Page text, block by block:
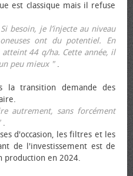
est classique mais il refuse
besoin, je l’injecte au niveau
ont du potentiel. En
44 q/ha. Cette année, il
peu mieux ".
transition demande des
autrement, sans forcément
.
d'occasion, les filtres et les
de l'investissement est de
production en 2024.